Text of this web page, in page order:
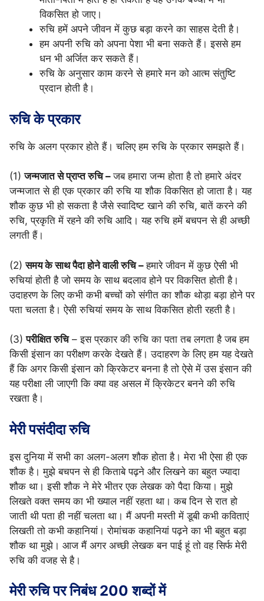
विकसित हो जाए।
रुचि हमें अपने जीवन में कुछ बड़ा करने का साहस देती है।
हम अपनी रुचि को अपना पेशा भी बना सकते हैं। इससे हम
धन भी अर्जित कर सकते हैं।
रुचि के अनुसार काम करने से हमारे मन को आत्म संतुष्टि
प्रदान होती है।
रुचि के प्रकार
रुचि के अलग प्रकार होते हैं। चलिए हम रुचि के प्रकार समझते हैं।
(1)जन्मजात से प्राप्त रुचि –जब हमारा जन्म होता है तो हमारे अंदर
जन्मजात से ही एक प्रकार की रुचि या शौक विकसित हो जाता है। यह
शौक कुछ भी हो सकता है जैसे स्वादिष्ट खाने की रुचि, बातें करने की
रुचि, प्रकृति में रहने की रुचि आदि। यह रुचि हमें बचपन से ही अच्छी
लगती हैं।
(2)समय के साथ पैदा होने वाली रुचि –हमारे जीवन में कुछ ऐसी भी
रुचियां होती है जो समय के साथ बदलाव होने पर विकसित होती है।
उदाहरण के लिए कभी कभी बच्चों को संगीत का शौक थोड़ा बड़ा होने पर
पता चलता है। ऐसी रुचियां समय के साथ विकसित होती रहती है।
(3)परीक्षित रुचि– इस प्रकार की रुचि का पता तब लगता है जब हम
किसी इंसान का परीक्षण करके देखते हैं। उदाहरण के लिए हम यह देखते
हैं कि अगर किसी इंसान को क्रिकेटर बनना है तो ऐसे में उस इंसान की
यह परीक्षा ली जाएगी कि क्या वह असल में क्रिकेटर बनने की रुचि
रखता है।
मेरी पसंदीदा रुचि
इस दुनिया में सभी का अलग-अलग शौक होता है। मेरा भी ऐसा ही एक
शौक है। मुझे बचपन से ही किताबे पढ़ने और लिखने का बहुत ज्यादा
शौक था। इसी शौक ने मेरे भीतर एक लेखक को पैदा किया। मुझे
लिखते वक्त समय का भी ख्याल नहीं रहता था। कब दिन से रात हो
जाती थी पता ही नहीं चलता था। मैं अपनी मस्ती में डूबी कभी कविताएं
लिखती तो कभी कहानियां। रोमांचक कहानियां पढ़ने का भी बहुत बड़ा
शौक था मुझे। आज मैं अगर अच्छी लेखक बन पाई हूं तो वह सिर्फ मेरी
रुचि की वजह से है।
मेरी रुचि पर निबंध 200 शब्दों में